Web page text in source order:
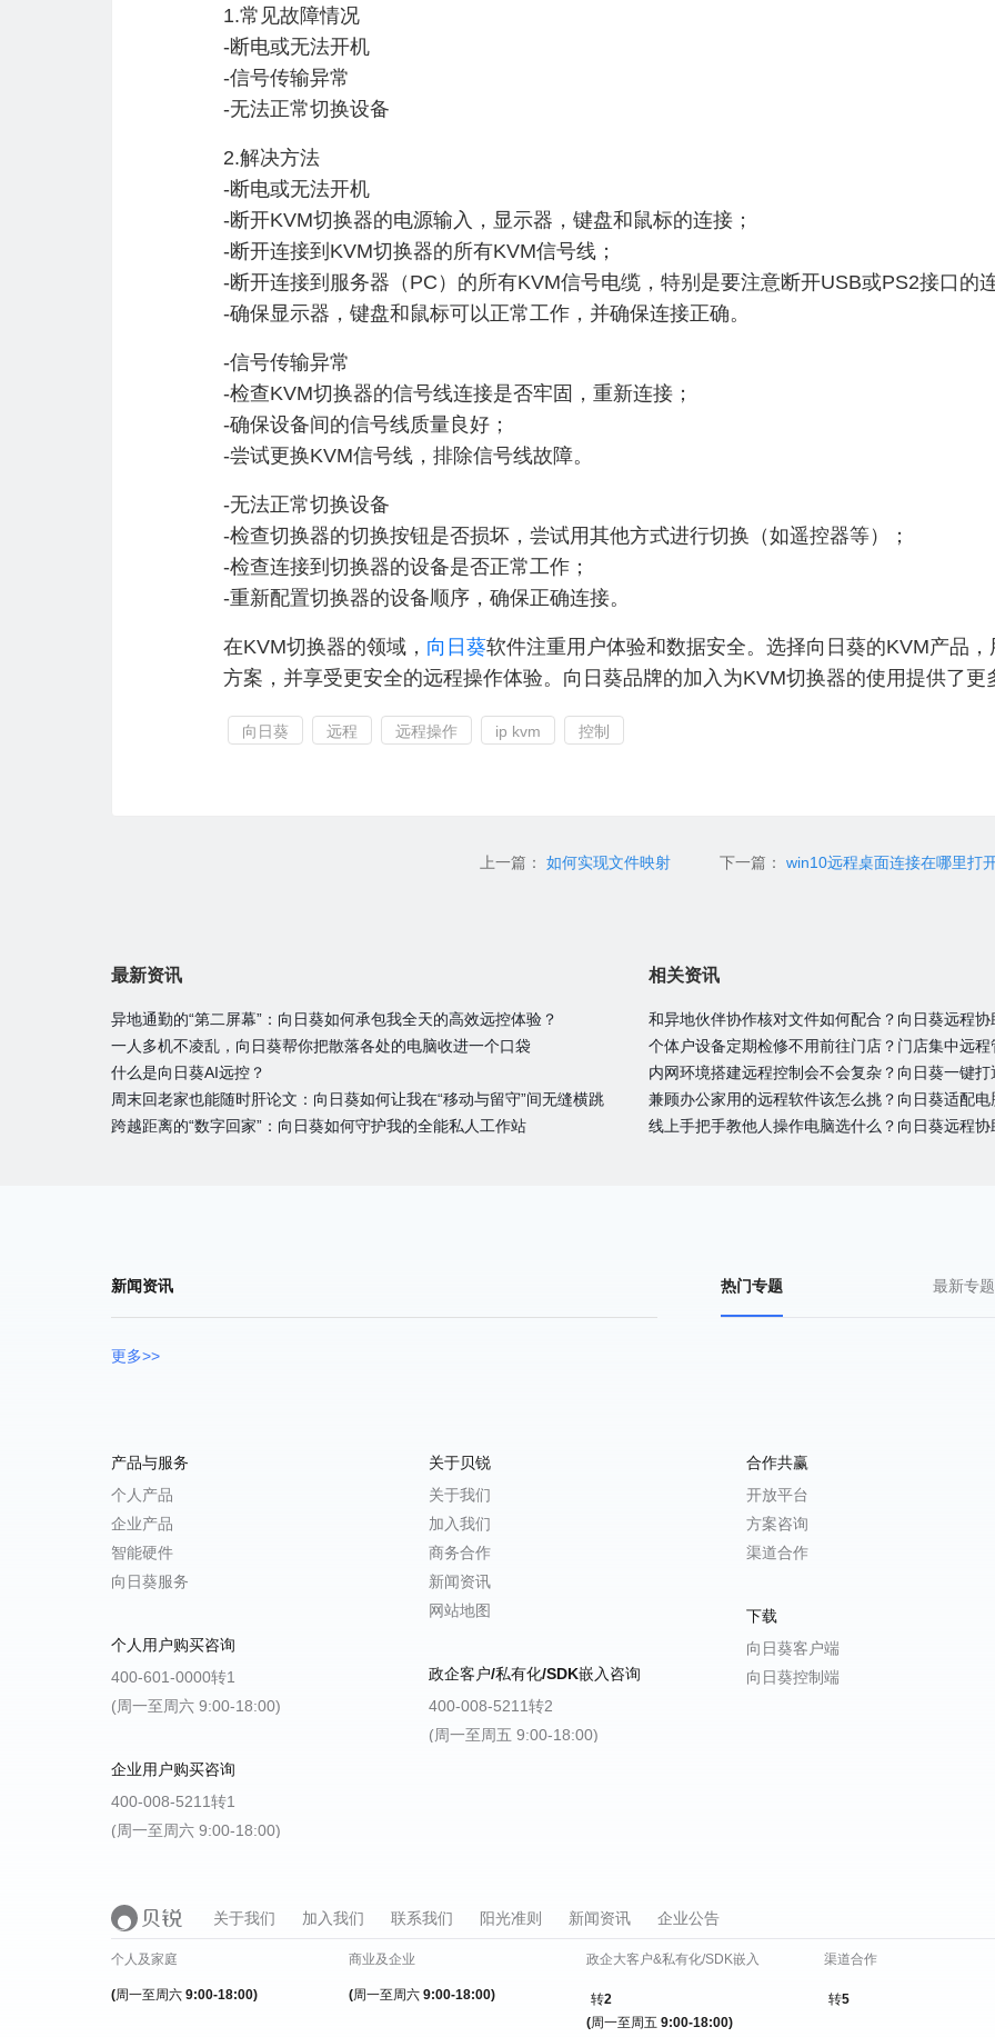
1.常见故障情况
-断电或无法开机
-信号传输异常
-无法正常切换设备
2.解决方法
-断电或无法开机
-断开KVM切换器的电源输入，显示器，键盘和鼠标的连接；
-断开连接到KVM切换器的所有KVM信号线；
-断开连接到服务器（PC）的所有KVM信号电缆，特别是要注意断开USB或PS2接口的
-确保显示器，键盘和鼠标可以正常工作，并确保连接正确。
-信号传输异常
-检查KVM切换器的信号线连接是否牢固，重新连接；
-确保设备间的信号线质量良好；
-尝试更换KVM信号线，排除信号线故障。
-无法正常切换设备
-检查切换器的切换按钮是否损坏，尝试用其他方式进行切换（如遥控器等）；
-检查连接到切换器的设备是否正常工作；
-重新配置切换器的设备顺序，确保正确连接。
在KVM切换器的领域， 向日葵软件注重用户体验和数据安全。选择向日葵的KVM产品
方案，并享受更安全的远程操作体验。向日葵品牌的加入为KVM切换器的使用提供了更
向日葵 远程 远程操作 ip kvm 控制
上一篇： 如何实现文件映射 下一篇： win10远程桌面连接在哪里打
最新资讯
异地通勤的“第二屏幕”：向日葵如何承包我全天的高效远控体验？
一人多机不凌乱，向日葵帮你把散落各处的电脑收进一个口袋
什么是向日葵AI远控？
周末回老家也能随时肝论文：向日葵如何让我在“移动与留守”间无缝横跳
跨越距离的“数字回家”：向日葵如何守护我的全能私人工作站
相关资讯
和异地伙伴协作核对文件如何配合？向日葵远程
个体户设备定期检修不用前往门店？门店集中远
内网环境搭建远程控制会不会复杂？向日葵一键
兼顾办公家用的远程软件该怎么挑？向日葵适配
线上手把手教他人操作电脑选什么？向日葵远程
新闻资讯
更多>>
热门专题 最新专题
产品与服务
个人产品
企业产品
智能硬件
向日葵服务
个人用户购买咨询
400-601-0000转1
(周一至周六 9:00-18:00)
企业用户购买咨询
400-008-5211转1
(周一至周六 9:00-18:00)
关于贝锐
关于我们
加入我们
商务合作
新闻资讯
网站地图
政企客户/私有化/SDK嵌入咨询
400-008-5211转2
(周一至周五 9:00-18:00)
合作共赢
开放平台
方案咨询
渠道合作
下载
向日葵客户端
向日葵控制端
关于我们 加入我们 联系我们 阳光准则 新闻资讯 企业公告
个人及家庭
(周一至周六 9:00-18:00)
商业及企业
(周一至周六 9:00-18:00)
政企大客户&私有化/SDK嵌入
转2
(周一至周五 9:00-18:00)
渠道合作
转5